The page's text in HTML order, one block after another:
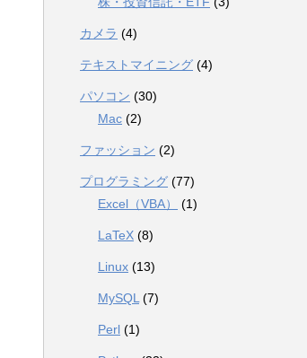
カメラ (4)
テキストマイニング (4)
パソコン (30)
Mac (2)
ファッション (2)
プログラミング (77)
Excel（VBA）
(1)
LaTeX (8)
Linux (13)
MySQL (7)
Perl (1)